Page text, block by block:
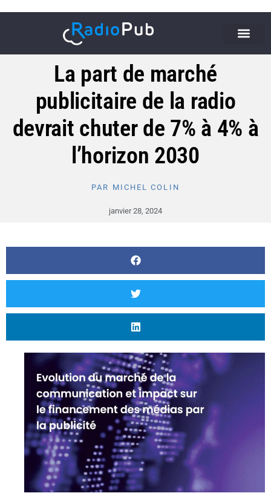
La part de marché
publicitaire de la radio
devrait chuter de 7% à 4% à
l’horizon 2030
PAR MICHEL COLIN
janvier 28, 2024